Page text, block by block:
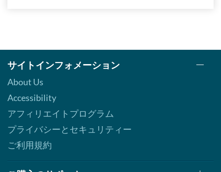
サイトインフォメーション
About Us
Accessibility
アフィリエイトプログラム
プライバシーとセキュリティー
ご利用規約